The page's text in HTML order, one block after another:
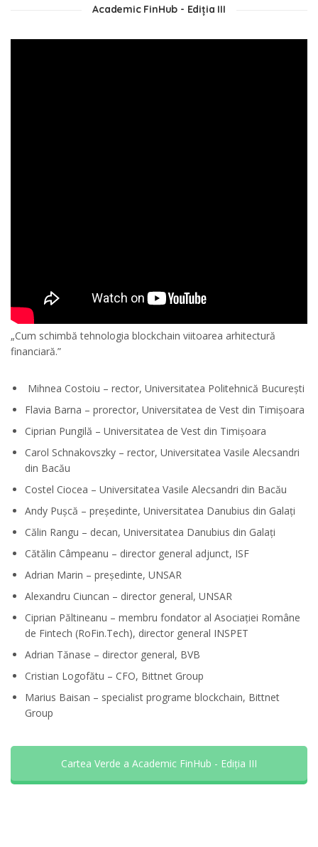
Academic FinHub - Ediția III
„Cum schimbă tehnologia blockchain viitoarea arhitectură
financiară.”
Mihnea Costoiu – rector, Universitatea Politehnică București
Flavia Barna – prorector, Universitatea de Vest din Timișoara
Ciprian Pungilă – Universitatea de Vest din Timișoara
Carol Schnakovszky – rector, Universitatea Vasile Alecsandri
din Bacău
Costel Ciocea – Universitatea Vasile Alecsandri din Bacău
Andy Pușcă – președinte, Universitatea Danubius din Galați
Călin Rangu – decan, Universitatea Danubius din Galați
Cătălin Câmpeanu – director general adjunct, ISF
Adrian Marin – președinte, UNSAR
Alexandru Ciuncan – director general, UNSAR
Ciprian Păltineanu – membru fondator al Asociației Române
de Fintech (RoFin.Tech), director general INSPET
Adrian Tănase – director general, BVB
Cristian Logofătu – CFO, Bittnet Group
Marius Baisan – specialist programe blockchain, Bittnet
Group
Cartea Verde a Academic FinHub - Ediția III